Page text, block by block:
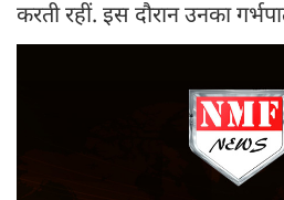
करती रहीं. इस दौरान उनका